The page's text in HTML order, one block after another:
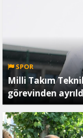
SPOR
Milli Takım
görevinden